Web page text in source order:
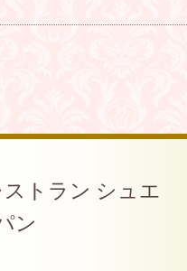
トラン シュエ
ン